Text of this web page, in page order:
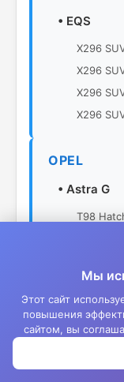
• EQS
X296
X296
X296
X296
OPEL
• Astra G
T98
T98
T98
TOYOTA
•Land
Мы
Этот сайт
повышения
сайтом, вы